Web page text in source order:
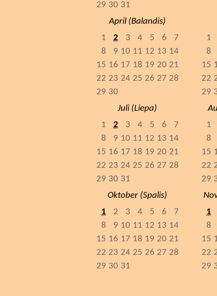
29 30 31
April (Balandis)
1
2 3 4 5 6 7
1
8
9 10 11 12 13 14
8
15 16 17 18 19 20 21 15
22 23 24 25 26 27 28 22
29 30 29
Juli (Liepa)
1
2 3 4 5 6 7
1
8
9 10 11 12 13 14
8
15 16 17 18 19 20 21 15
22 23 24 25 26 27 28 22
29 30 31 29
Oktober (Spalis)
1
2 3 4 5 6 7
1
8
9 10 11 12 13 14
8
15 16 17 18 19 20 21 15
22 23 24 25 26 27 28 22
29 30 31 29